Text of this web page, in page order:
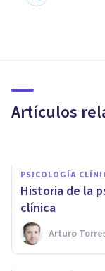
Artículos
la definió
PSICOLOGÍA
Historia de la
clínica
Arturo